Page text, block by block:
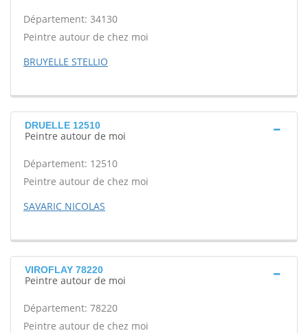
Département: 34130
Peintre autour de chez moi
BRUYELLE STELLIO
DRUELLE 12510
Peintre autour de moi
Département: 12510
Peintre autour de chez moi
SAVARIC NICOLAS
VIROFLAY 78220
Peintre autour de moi
Département: 78220
Peintre autour de chez moi